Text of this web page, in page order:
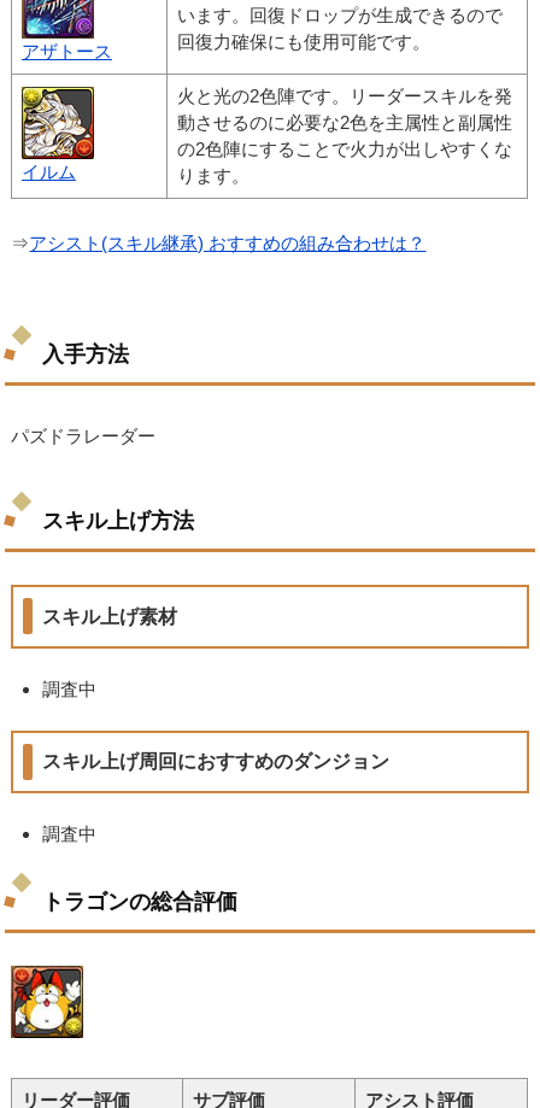
アザトース
います。回復ドロップが生成できるので
回復力確保にも使用可能です。
イルム
火と光の2色陣です。リーダースキルを発
動させるのに必要な2色を主属性と副属性
の2色陣にすることで火力が出しやすくな
ります。
⇒アシスト(スキル継承) おすすめの組み合わせは？
入手方法
パズドラレーダー
スキル上げ方法
スキル上げ素材
調査中
スキル上げ周回におすすめのダンジョン
調査中
トラゴンの総合評価
リーダー評価 サブ評価 アシスト評価